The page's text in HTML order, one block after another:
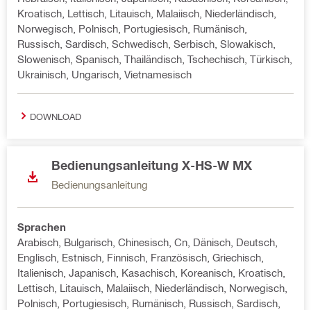
Kroatisch, Lettisch, Litauisch, Malaiisch, Niederländisch,
Norwegisch, Polnisch, Portugiesisch, Rumänisch,
Russisch, Sardisch, Schwedisch, Serbisch, Slowakisch,
Slowenisch, Spanisch, Thailändisch, Tschechisch, Türkisch,
Ukrainisch, Ungarisch, Vietnamesisch
DOWNLOAD
Bedienungsanleitung X-HS-W MX
Bedienungsanleitung
Sprachen
Arabisch, Bulgarisch, Chinesisch, Cn, Dänisch, Deutsch,
Englisch, Estnisch, Finnisch, Französisch, Griechisch,
Italienisch, Japanisch, Kasachisch, Koreanisch, Kroatisch,
Lettisch, Litauisch, Malaiisch, Niederländisch, Norwegisch,
Polnisch, Portugiesisch, Rumänisch, Russisch, Sardisch,